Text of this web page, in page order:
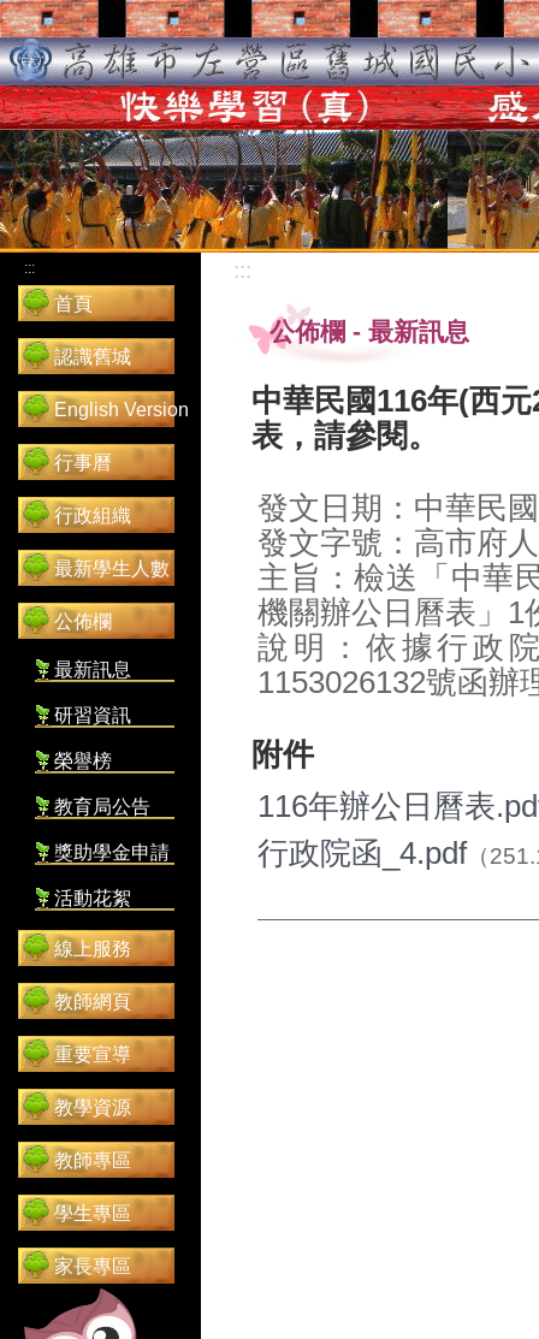
:::
首頁
認識舊城
English Version
行事曆
行政組織
最新學生人數
公佈欄
最新訊息
研習資訊
榮譽榜
教育局公告
獎助學金申請
活動花絮
線上服務
教師網頁
重要宣導
教學資源
教師專區
學生專區
家長專區
:::
公佈欄 - 最新訊息
中華民國116年(西
表，請參閱。
發文日期：中華民
發文字號：高市府
主旨：檢送「中華
機關辦公日曆表」1
說明：依據行政
1153026132號函辦
附件
116年辦公日曆表
行政院函_4.pdf（